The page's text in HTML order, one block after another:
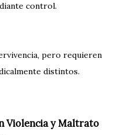
control.
pero requieren
distintos.
Violencia y Maltrato